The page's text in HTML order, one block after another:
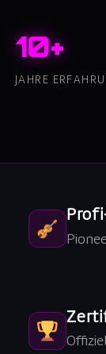
10+
JAHRE